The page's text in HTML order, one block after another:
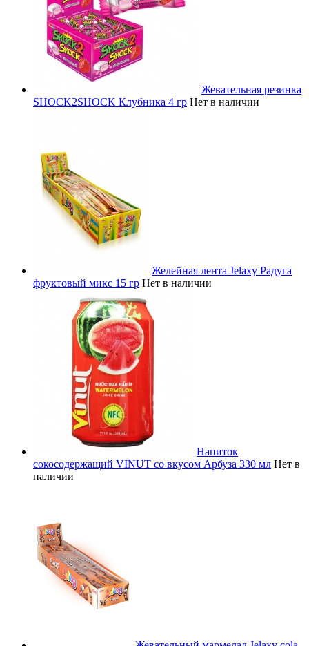
Жевательная резинка
SHOCK2SHOCK Клубника 4 гр Нет в наличии
Желейная лента Jelaxy Радуга
фруктовый микс 15 гр Нет в наличии
Напиток
сокосодержащий VINUT со вкусом Арбуза 330 мл Нет в
наличии